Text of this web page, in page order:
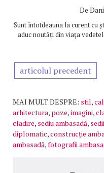
De
Sunt întotdeauna la curent cu
aduc noutăți din viața
articolul precedent
MAI MULT DESPRE: stil,
arhitectura, poze,imagini,
cladire, sediu ambasadă,
diplomatic,construcție
ambasadă,fotografii